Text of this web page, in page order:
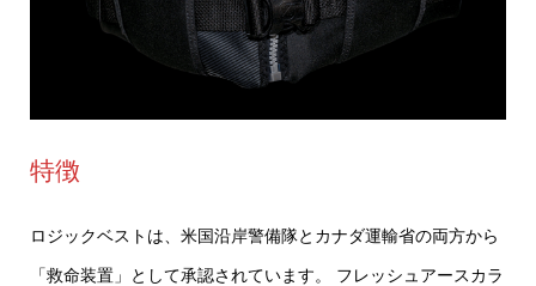
特徴
ロジックベストは、米国沿岸警備隊とカナダ運輸省の両方から
「救命装置」として承認されています。 フレッシュアースカラ